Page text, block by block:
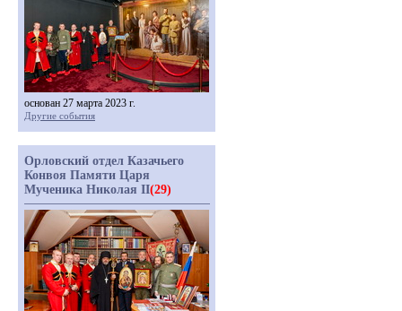
основан 27 марта 2023 г.
Другие события
Орловский отдел Казачьего
Конвоя Памяти Царя
Мученика Николая II(29)